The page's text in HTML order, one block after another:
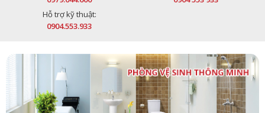
Hỗ trợ kỹ thuật:
0904.553.933